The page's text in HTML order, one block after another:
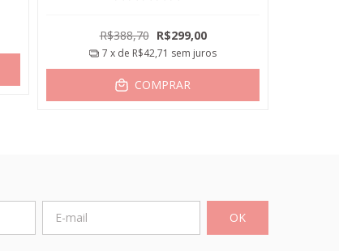
R$388,70 R$299,00
7 x de R$42,71 sem juros
COMPRAR